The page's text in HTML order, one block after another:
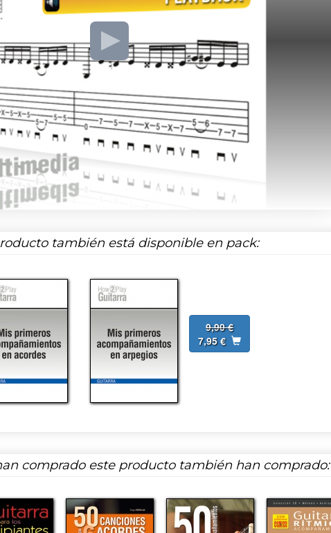
también está disponible en pack:
9,90 €
7,95 €
comprado este producto también han comprado: